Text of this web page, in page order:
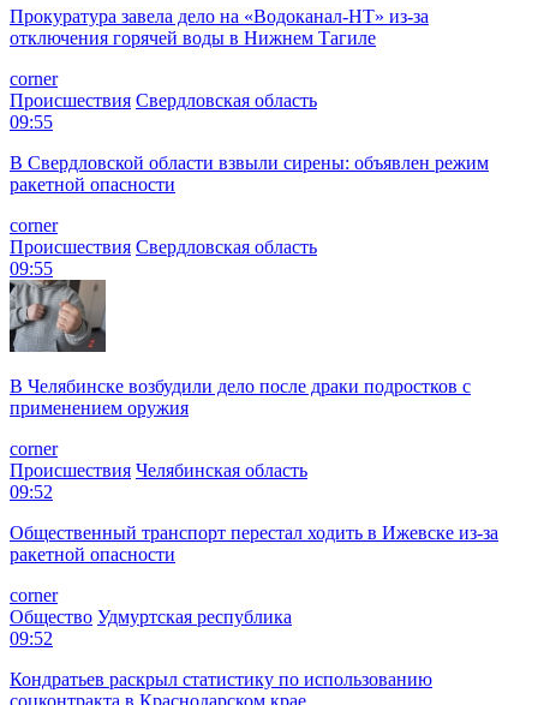
Прокуратура завела дело на «Водоканал-НТ» из-за
отключения горячей воды в Нижнем Тагиле
corner
Происшествия Свердловская область
09:55
В Свердловской области взвыли сирены: объявлен режим
ракетной опасности
corner
Происшествия Свердловская область
09:55
В Челябинске возбудили дело после драки подростков с
применением оружия
corner
Происшествия Челябинская область
09:52
Общественный транспорт перестал ходить в Ижевске из-за
ракетной опасности
corner
Общество Удмуртская республика
09:52
Кондратьев раскрыл статистику по использованию
соцконтракта в Краснодарском крае